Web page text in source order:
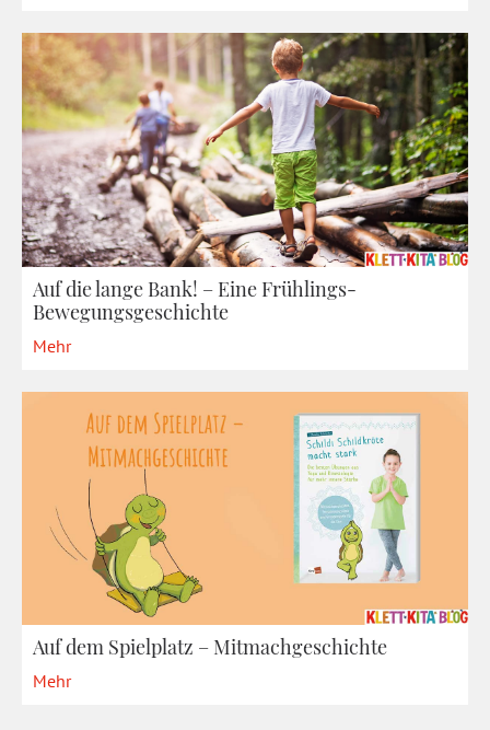
Auf die lange Bank! – Eine Frühlings-
Bewegungsgeschichte
Mehr
Auf dem Spielplatz – Mitmachgeschichte
Mehr